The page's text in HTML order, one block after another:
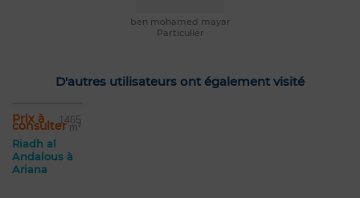
ben mohamed mayar
Particulier
D'autres utilisateurs ont également visité
Prix à
consulter1465
m²
Riadh al
Andalous à
Ariana